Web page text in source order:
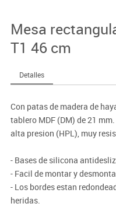
Mesa
T1 46 cm
Detalles
Con patas de madera de
tablero MDF (DM) de 21
alta presion (HPL), muy
- Bases de silicona
- Facil de montar y
- Los bordes estan
heridas.